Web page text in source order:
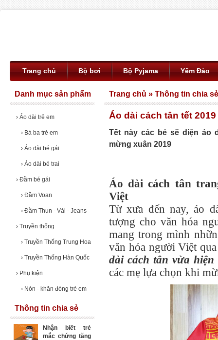
Áo dài cách tân tết
Tết này các bé sẽ diện áo
mừng xuân 2019
Áo dài cách tân
Việt
Từ xưa đến nay, áo
tượng cho văn hóa
mang trong mình
văn hóa người Việt
dài cách tân vừa
các mẹ lựa chọn khi
Trang chủ » Thông tin chia sẻ
Danh mục sản phẩm
› Áo dài trẻ em
› Bà ba trẻ em
› Áo dài bé gái
› Áo dài bé trai
› Đầm bé gái
› Đầm Voan
› Đầm Thun - Vải - Jeans
› Truyền thống
› Truyền Thống Trung Hoa
› Truyền Thống Hàn Quốc
› Phụ kiện
› Nón - khăn đóng trẻ em
Thông tin chia sẻ
Nhận biết trẻ
mắc chứng tăng
Trang chủ Bộ bơi Bộ Pyjama Yếm Đào